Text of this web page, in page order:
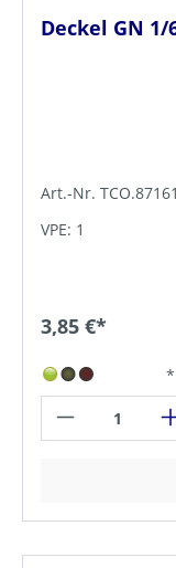
Deckel GN 1/
Art.-Nr.
VPE: 1
3,85 €*
*